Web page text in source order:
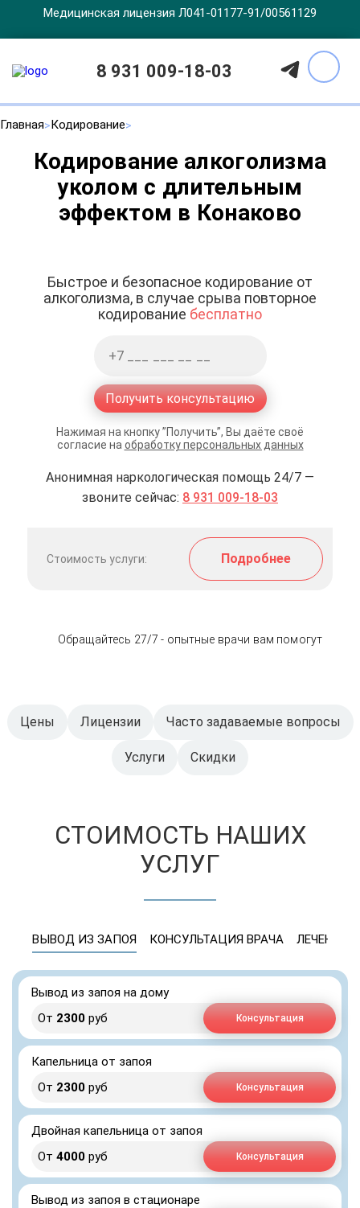
Медицинская лицензия Л041-01177-91/00561129
8 931 009-18-03
Главная Кодирование
Кодирование алкоголизма
уколом с длительным
эффектом в Конаково
Быстрое и безопасное кодирование от
алкоголизма, в случае срыва повторное
кодирование бесплатно
Получить консультацию
Нажимая на кнопку ”Получить”, Вы даёте своё
согласие на обработку персональных данных
Анонимная наркологическая помощь 24/7 —
звоните сейчас: 8 931 009-18-03
Стоимость услуги: Подробнее
Обращайтесь 27/7 - опытные врачи вам помогут
Цены Лицензии Часто задаваемые вопросы
Услуги Скидки
СТОИМОСТЬ НАШИХ
УСЛУГ
ВЫВОД ИЗ ЗАПОЯ КОНСУЛЬТАЦИЯ ВРАЧА ЛЕЧЕНИЕ
Вывод из запоя на дому
От 2300 руб Консультация
Капельница от запоя
От 2300 руб Консультация
Двойная капельница от запоя
От 4000 руб Консультация
Вывод из запоя в стационаре